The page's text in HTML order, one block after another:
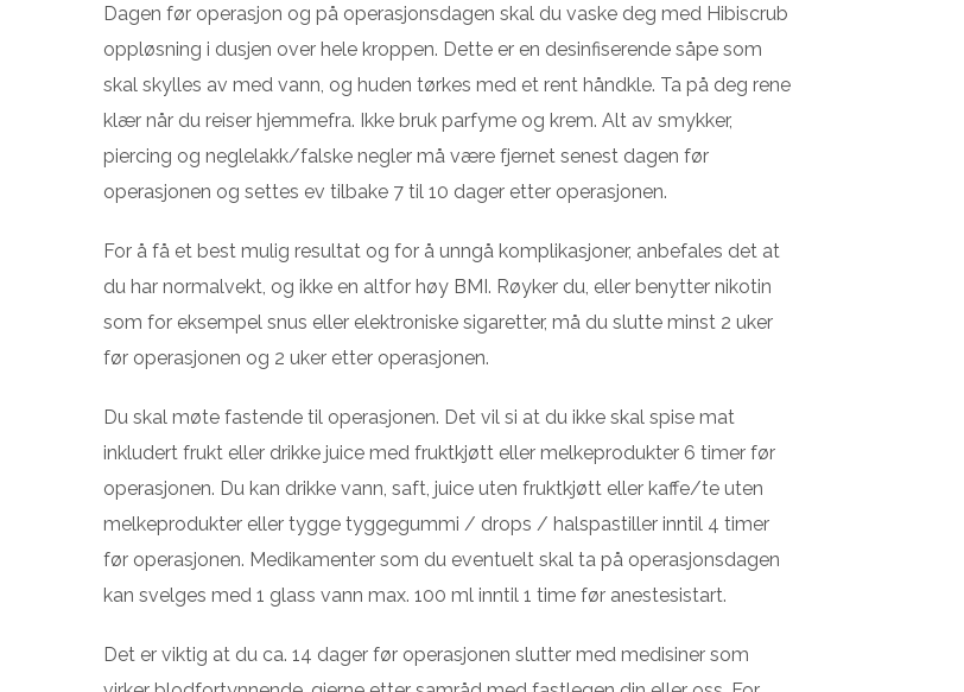
Dagen før operasjon og på operasjonsdagen skal du vaske deg med Hibiscrub
oppløsning i dusjen over hele kroppen. Dette er en desinfiserende såpe som
skal skylles av med vann, og huden tørkes med et rent håndkle. Ta på deg rene
klær når du reiser hjemmefra. Ikke bruk parfyme og krem. Alt av smykker,
piercing og neglelakk/falske negler må være fjernet senest dagen før
operasjonen og settes ev tilbake 7 til 10 dager etter operasjonen.
For å få et best mulig resultat og for å unngå komplikasjoner, anbefales det at
du har normalvekt, og ikke en altfor høy BMI. Røyker du, eller benytter nikotin
som for eksempel snus eller elektroniske sigaretter, må du slutte minst 2 uker
før operasjonen og 2 uker etter operasjonen.
Du skal møte fastende til operasjonen. Det vil si at du ikke skal spise mat
inkludert frukt eller drikke juice med fruktkjøtt eller melkeprodukter 6 timer før
operasjonen. Du kan drikke vann, saft, juice uten fruktkjøtt eller kaffe/te uten
melkeprodukter eller tygge tyggegummi / drops / halspastiller inntil 4 timer
før operasjonen. Medikamenter som du eventuelt skal ta på operasjonsdagen
kan svelges med 1 glass vann max. 100 ml inntil 1 time før anestesistart.
Det er viktig at du ca. 14 dager før operasjonen slutter med medisiner som